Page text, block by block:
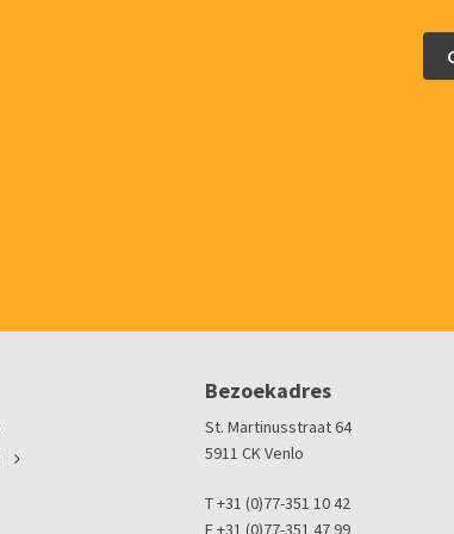
van Lina
Bezoekadres
St. Martinusstraat 64
5911 CK Venlo
T +31 (0)77-351 10 42
F +31 (0)77-351 47 99